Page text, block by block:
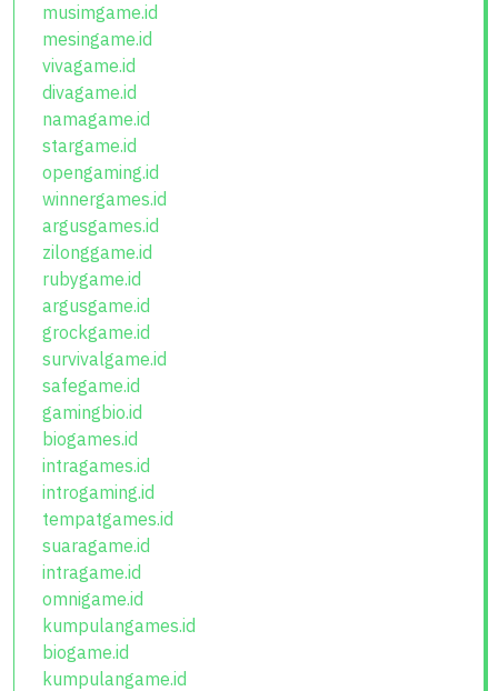
musimgame.id
mesingame.id
vivagame.id
divagame.id
namagame.id
stargame.id
opengaming.id
winnergames.id
argusgames.id
zilonggame.id
rubygame.id
argusgame.id
grockgame.id
survivalgame.id
safegame.id
gamingbio.id
biogames.id
intragames.id
introgaming.id
tempatgames.id
suaragame.id
intragame.id
omnigame.id
kumpulangames.id
biogame.id
kumpulangame.id